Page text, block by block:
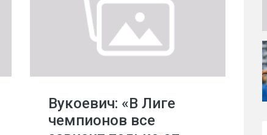
Вукоевич: «В Лиге
чемпионов все